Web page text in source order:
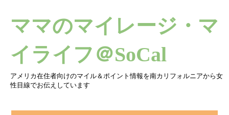
ママのマイレージ・マ
イライフ＠SoCal
アメリカ在住者向けのマイル＆ポイント情報を南カリフォルニアから女
性目線でお伝えしています